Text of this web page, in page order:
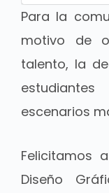
Para la
motivo de
talento, la
escenarios
Felicitamos
Diseño